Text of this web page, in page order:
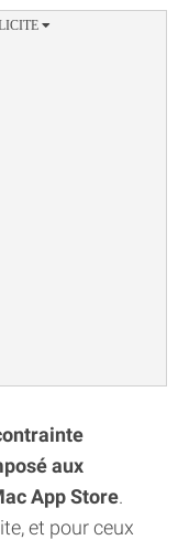
aux
App Store.
et pour ceux